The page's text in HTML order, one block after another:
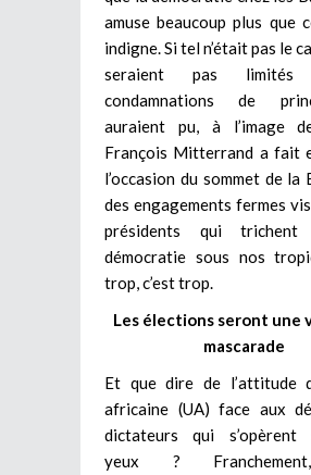
amuse beaucoup plus que
indigne. Si tel n’était pas le
seraient pas
condamnations de
auraient pu, à l’image
François Mitterrand a fait
l’occasion du sommet de la
des engagements fermes
présidents qui
démocratie sous nos
trop, c’est trop.
Les élections seront une
mascarade
Et que dire de l’attitude
africaine (UA) face aux
dictateurs qui s’opèrent
yeux ?